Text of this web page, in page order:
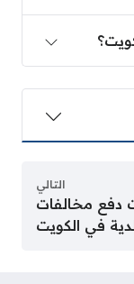
التالي
دفع مخالفات
في الكويت